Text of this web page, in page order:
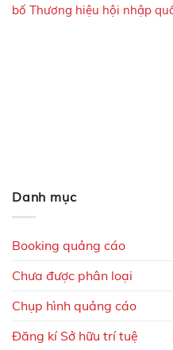
bố Thương hiệu hội nhập
Danh mục
Booking quảng cáo
Chưa được phân loại
Chụp hình quảng cáo
Đăng kí Sở hữu trí tuệ